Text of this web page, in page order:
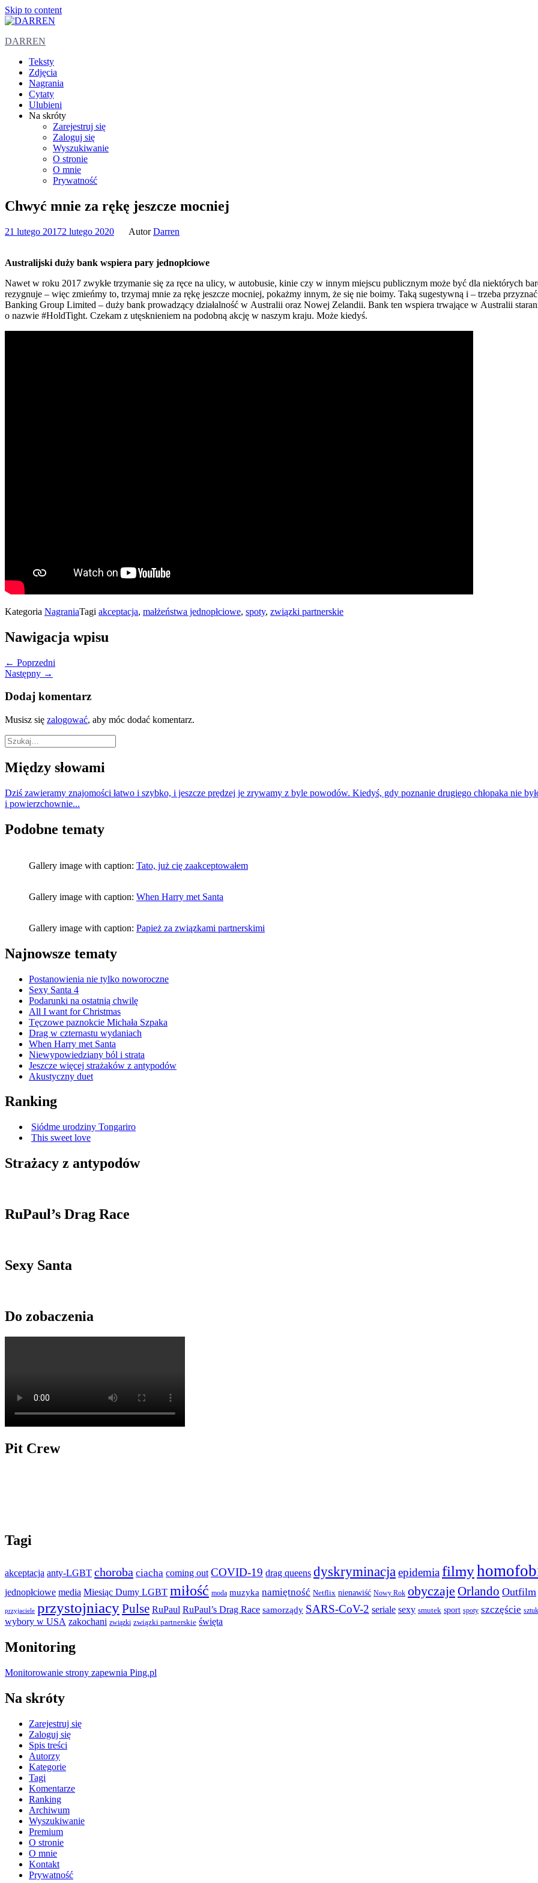
Skip to content
DARREN
Teksty
Zdjęcia
Nagrania
Cytaty
Ulubieni
Na skróty
Zarejestruj się
Zaloguj się
Wyszukiwanie
O stronie
O mnie
Prywatność
Chwyć mnie za rękę jeszcze mocniej
21 lutego 20172 lutego 2020 AutorDarren
Australijski duży bank wspiera pary jednopłciowe
Nawet w roku 2017 zwykłe trzymanie się za ręce na ulicy, w autobusie, kinie czy w innym miejscu publicznym może być dla niektórych
rezygnuje – więc zmieńmy to, trzymaj mnie za rękę jeszcze mocniej, pokażmy innym, że się nie boimy. Taką sugestywną i – trzeba
Banking Group Limited – duży bank prowadzący działalność w Australii oraz Nowej Zelandii. Bank ten wspiera trwające w Australii
o nazwie #HoldTight. Czekam z utęsknieniem na podobną akcję w naszym kraju. Może kiedyś.
Kategoria NagraniaTagi akceptacja, małżeństwa jednopłciowe, spoty, związki partnerskie
Nawigacja wpisu
← Poprzedni
Następny →
Dodaj komentarz
Musisz się zalogować, aby móc dodać komentarz.
Między słowami
Dziś zawieramy znajomości łatwo i szybko, i jeszcze prędzej je zrywamy z byle powodów. Kiedyś, gdy poznanie drugiego chłopaka nie
i powierzchownie...
Podobne tematy
Gallery image with caption: Tato, już cię zaakceptowałem
Gallery image with caption: When Harry met Santa
Gallery image with caption: Papież za związkami partnerskimi
Najnowsze tematy
Postanowienia nie tylko noworoczne
Sexy Santa 4
Podarunki na ostatnią chwilę
All I want for Christmas
Tęczowe paznokcie Michała Szpaka
Drag w czternastu wydaniach
When Harry met Santa
Niewypowiedziany ból i strata
Jeszcze więcej strażaków z antypodów
Akustyczny duet
Ranking
Siódme urodziny Tongariro
This sweet love
Strażacy z antypodów
RuPaul’s Drag Race
Sexy Santa
Do zobaczenia
Pit Crew
Tagi
akceptacja anty-LGBT choroba ciacha coming out COVID-19 drag queens dyskryminacjaepidemiafilmy
jednopłciowe media Miesiąc Dumy LGBT miłość moda muzyka namiętność Netflix nienawiść Nowy Rok obyczaje Orlando Outfilm
przyjaciele przystojniacyPulse RuPaul RuPaul’s Drag Race samorządy SARS-CoV-2 seriale sexy smutek sport spoty szczęście
wybory w USA zakochani związki związki partnerskie święta
Monitoring
Monitorowanie strony zapewnia Ping.pl
Na skróty
Zarejestruj się
Zaloguj się
Spis treści
Autorzy
Kategorie
Tagi
Komentarze
Ranking
Archiwum
Wyszukiwanie
Premium
O stronie
O mnie
Kontakt
Prywatność